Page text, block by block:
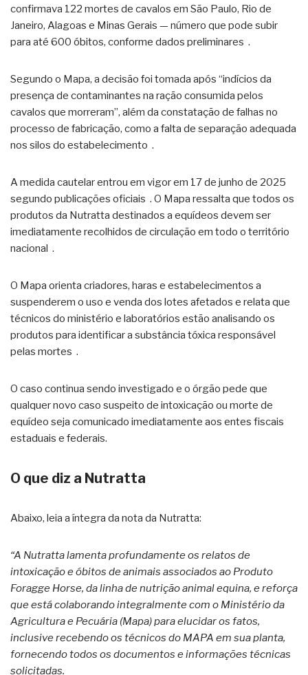
confirmava 122 mortes de cavalos em São Paulo, Rio de
Janeiro, Alagoas e Minas Gerais — número que pode subir
para até 600 óbitos, conforme dados preliminares .
Segundo o Mapa, a decisão foi tomada após “indícios da
presença de contaminantes na ração consumida pelos
cavalos que morreram”, além da constatação de falhas no
processo de fabricação, como a falta de separação adequada
nos silos do estabelecimento .
A medida cautelar entrou em vigor em 17 de junho de 2025
segundo publicações oficiais . O Mapa ressalta que todos os
produtos da Nutratta destinados a equídeos devem ser
imediatamente recolhidos de circulação em todo o território
nacional .
O Mapa orienta criadores, haras e estabelecimentos a
suspenderem o uso e venda dos lotes afetados e relata que
técnicos do ministério e laboratórios estão analisando os
produtos para identificar a substância tóxica responsável
pelas mortes .
O caso continua sendo investigado e o órgão pede que
qualquer novo caso suspeito de intoxicação ou morte de
equídeo seja comunicado imediatamente aos entes fiscais
estaduais e federais.
O que diz a Nutratta
Abaixo, leia a íntegra da nota da Nutratta:
“A Nutratta lamenta profundamente os relatos de
intoxicação e óbitos de animais associados ao Produto
Foragge Horse, da linha de nutrição animal equina, e reforça
que está colaborando integralmente com o Ministério da
Agricultura e Pecuária (Mapa) para elucidar os fatos,
inclusive recebendo os técnicos do MAPA em sua planta,
fornecendo todos os documentos e informações técnicas
solicitadas.